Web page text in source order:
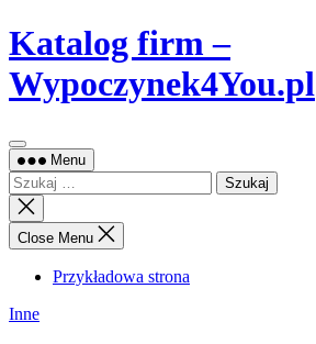
Skip
to
content
Katalog firm –
Wypoczynek4You.pl
Menu
Szukaj:
Close
search
Close Menu
Przykładowa strona
Inne